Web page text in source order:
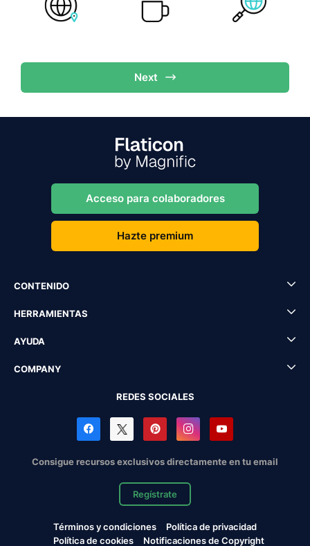
Next
Acceso para colaboradores
Hazte premium
CONTENIDO
HERRAMIENTAS
AYUDA
COMPANY
REDES SOCIALES
Consigue recursos exclusivos directamente en tu email
Regístrate
Términos y condiciones
Política de privacidad
Política de cookies
Notificaciones de Copyright